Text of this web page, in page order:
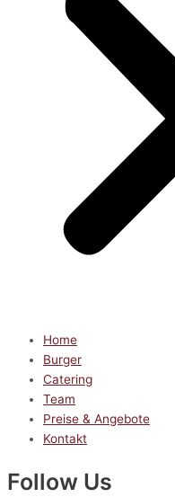
Home
Burger
Catering
Team
Preise & Angebote
Kontakt
Follow Us